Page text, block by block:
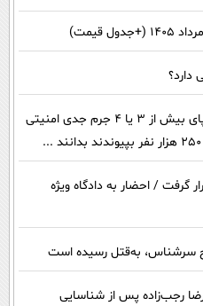
گفته‌های یک روحانی تندرو و ردپای بیش از ۳ یا ۴ جرم جدی امنیتی
گرفت / احضار به دادگاه ویژه
سرشناس، به‌قتل رسیده است
رجب‌زاده پس از شناسایی